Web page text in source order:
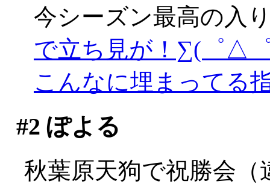
今シーズン最高の入
で立ち見が！∑(゜△
こんなに埋まってる
#2 ぽよる
秋葉原天狗で祝勝会（